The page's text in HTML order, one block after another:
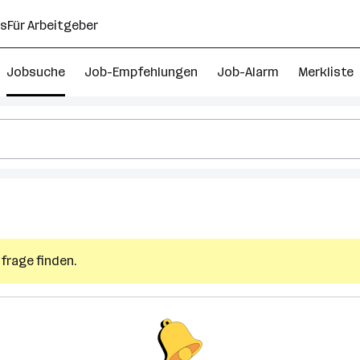
Für Arbeitgeber
Jobsuche Job-Empfehlungen Job-Alarm Merkliste
finden.